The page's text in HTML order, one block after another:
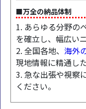
■万全の納品体制
1. あらゆる分野の
を確立し、幅広い
2. 全国各地、 海外
現地情報に精通し
3. 急な出張や視察
ください。